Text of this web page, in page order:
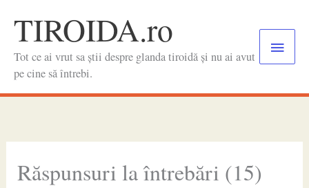
contentTIROIDA.ro
Tot ce ai vrut sa știi despre glanda tiroidă și nu ai avut
pe cine să întrebi.
Main
Răspunsuri la întrebări (15)